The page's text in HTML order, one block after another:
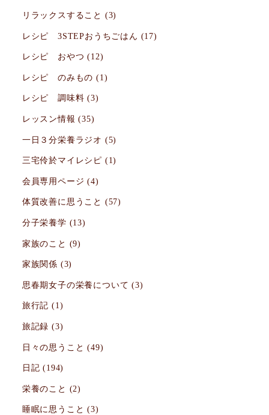
リラックスすること (3)
レシピ 3STEPおうちごはん (17)
レシピ おやつ (12)
レシピ のみもの (1)
レシピ 調味料 (3)
レッスン情報 (35)
一日３分栄養ラジオ (5)
三宅伶於マイレシピ (1)
会員専用ページ (4)
体質改善に思うこと (57)
分子栄養学 (13)
家族のこと (9)
家族関係 (3)
思春期女子の栄養について (3)
旅行記 (1)
旅記録 (3)
日々の思うこと (49)
日記 (194)
栄養のこと (2)
睡眠に思うこと (3)